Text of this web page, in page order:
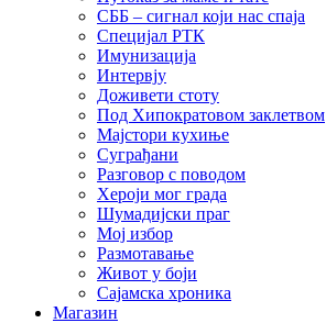
СББ – сигнал који нас спаја
Специјал РТК
Имунизација
Интервју
Доживети стоту
Под Хипократовом заклетвом
Мајстори кухиње
Суграђани
Разговор с поводом
Хероји мог града
Шумадијски праг
Мој избор
Размотавање
Живот у боји
Сајамска хроника
Магазин